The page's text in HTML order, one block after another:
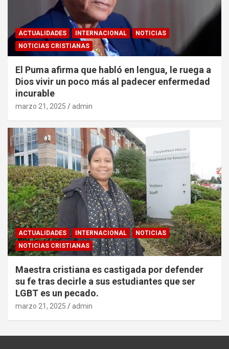
ACTUALIDADES INTERNACIONAL
NOTICIAS
NOTICIAS CRISTIANAS
El Puma afirma que habló en lengua, le ruega a
Dios vivir un poco más al padecer enfermedad
incurable
marzo 21, 2025 admin
ACTUALIDADES INTERNACIONAL
NOTICIAS
NOTICIAS CRISTIANAS
Maestra cristiana es castigada por defender
su fe tras decirle a sus estudiantes que ser
LGBT es un pecado.
marzo 21, 2025 admin